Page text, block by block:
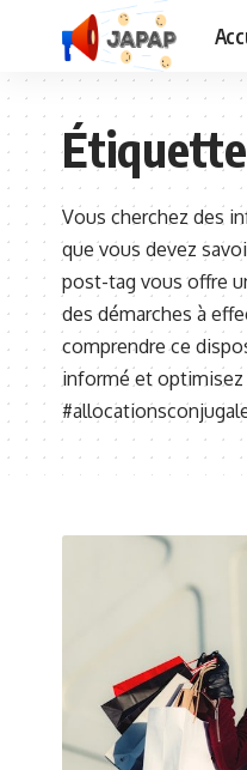
Vous cherchez des
que vous devez
post-tag vous offre
des démarches à
comprendre ce
informé et optimisez